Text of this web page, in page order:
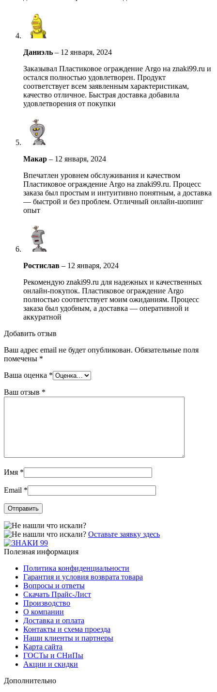
Даниэль – 12 января, 2024
Заказывал Пластиковое ограждение Argo на znaki99.ru и
остался полностью удовлетворен. Продукт
соответствует всем заявленным характеристикам,
качество отличное. Быстрая доставка добавила
удовлетворения от покупки
Макар – 12 января, 2024
Впечатлен уровнем обслуживания и качеством
Пластиковое ограждение Argo на znaki99.ru. Процесс
заказа был простым и интуитивно понятным, а доставка
— быстрой и без проблем. Отличный онлайн-шопинг
опыт
Ростислав – 12 января, 2024
Рекомендую znaki99.ru для надежных и качественных
онлайн-покупок. Пластиковое ограждение Argo
полностью соответствует моим ожиданиям. Процесс
заказа был удобным, а доставка — оперативной и
аккуратной
Добавить отзыв
Ваш адрес email не будет опубликован. Обязательные поля
помечены *
Ваша оценка *
Ваш отзыв *
Имя *
Email *
Оставьте заявку здесь
Полезная информация
Политика конфиденциальности
Гарантия и условия возврата товара
Вопросы и ответы
Скачать Прайс-Лист
Производство
О компании
Доставка и оплата
Контакты и схема проезда
Наши клиенты и партнеры
Карта сайта
ГОСТы и СНиПы
Акции и скидки
Дополнительно